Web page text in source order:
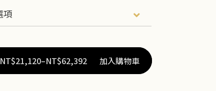
NT$21,120–NT$62,392價
格
加入購物車